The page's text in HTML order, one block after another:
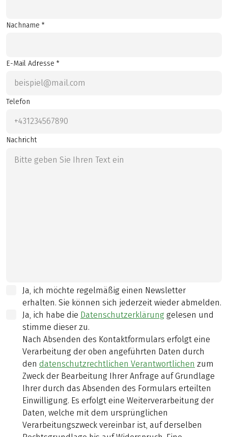
Nachname *
E-Mail Adresse *
Telefon
Nachricht
Ja, ich möchte regelmäßig einen Newsletter
erhalten. Sie können sich jederzeit wieder abmelden.
Ja, ich habe die Datenschutzerklärung gelesen und
stimme dieser zu.
Nach Absenden des Kontaktformulars erfolgt eine
Verarbeitung der oben angeführten Daten durch
den datenschutzrechtlichen Verantwortlichen zum
Zweck der Bearbeitung Ihrer Anfrage auf Grundlage
Ihrer durch das Absenden des Formulars erteilten
Einwilligung. Es erfolgt eine Weiterverarbeitung der
Daten, welche mit dem ursprünglichen
Verarbeitungszweck vereinbar ist, auf derselben